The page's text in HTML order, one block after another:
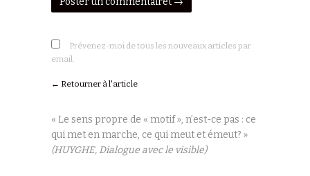
Prévenez-moi de tous les nouveaux articles par
email.
← Retourner à l'article
« Le sens propre de « motif », n’est-ce pas : ce
qui met en marche, ce qui meut et émeut? »
(HUYGHE, Dialogue avec le visible)